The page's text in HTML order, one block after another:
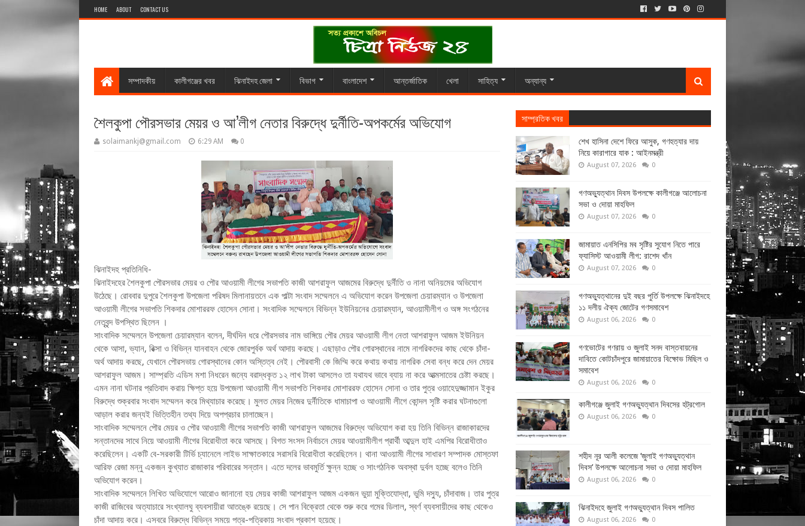
HOME ABOUT CONTACT US
সম্পাদকীয় কালীগঞ্জের খবর ঝিনাইদহ জেলা বিভাগ বাংলাদেশ আন্তর্জাতিক খেলা সাহিত্য অন্যান্য
শৈলকুপা পৌরসভার মেয়র ও আ’লীগ নেতার বিরুদ্ধে দুর্নীতি-অপকর্মের অভিযোগ
solaimankj@gmail.com 6:29 AM 0
ঝিনাইদহ প্রতিনিধি-
ঝিনাইদহের শৈলকুপা পৌরসভার মেয়র ও পৌর আওয়ামী লীগের সভাপতি কাজী আশরাফুল আজমের বিরুদ্ধে দুর্নীতি ও নানা অনিয়মের অভিযোগ
উঠেছে। রোববার দুপুরে শৈলকুপা উপজেলা পরিষদ মিলানায়তনে এক পাল্টা সংবাদ সম্মেলনে এ অভিযোগ করেন উপজেলা চেয়ারম্যান ও উপজেলা
আওয়ামী লীগের সভাপতি শিকদার মোশাররফ হোসেন সোনা। সংবাদিক সম্মেলনে বিভিন্ন ইউনিয়নের চেয়ারম্যান, আওয়ামীলীগ ও অঙ্গ সংগঠনের
নেতৃবৃন্দ উপস্থিত ছিলেন ।
সাংবাদিক সম্মেলনে উপজেলা চেয়ারম্যান বলেন, দীর্ঘদিন ধরে পৌরসভার নাম ভাঙ্গিয়ে পৌর মেয়র আওয়ামী লীগ নেতা আশরাফুল আজম ইউনিয়ন
থেকে আসা, ভ্যান, রিক্সা ও বিভিন্ন যানবাহন থেকে জোরপুর্বক অর্থ আদায় করছে। এছাড়াও পৌর গোরস্থানের নামে নাগরিকদের কাছ থেকে চাঁদা-
অর্থ আদায় করছে, যেখানে পৌরসভায় গোরস্থানের কোন অস্তিত্ব নেই। পৌরবাসী কে জিম্মি করে কথায় কথায় নাগরিক সেবা বন্ধ করে দেন মেয়র
আশরাফুল আজম। সাম্প্রতি এডিস মশা নিধরেন জন্যে বরাদ্ধকৃত ১২ লাখ টাকা আসলেও তা যথাযথ ভাবে ব্যায় না করে আত্মসাতের চেষ্টা করছে।
এমন নানা ঘটনার প্রতিবাদ করায় ক্ষিপ্ত হয়ে উপজেলা আওয়ামী লীগ সভাপতি শিকদার মোশাররফ হোসেন সোনা ও তার পুত্র ওয়াহেদুজ্জামান ইকুর
বিরুদ্ধে শুক্রবার সংবাদ সম্মেলন করে মিথ্যাচার করেছে। মুলত মেয়র নিজের দুর্নীতিকে ধামাচাপা ও আওয়ামী লীগে কোন্দল সৃষ্টি করার ঘটনাগুলো
আড়াল করার জন্যই ভিত্তিহীন তথ্য দিয়ে অপপ্রচার চালাচ্ছেন।
সাংবাদিক সম্মেলনে পৌর মেয়র ও পৌর আওয়ামী লীগের সভাপতি কাজী আশরাফুল আজমের বিরুদ্ধে অভিযোগ করা হয় তিনি বিভিন্ন রাজাকারদের
সন্তানদের সাথে নিয়ে আওয়ামী লীগের বিরোধীতা করে আসছে। বিগত সংসদ নির্বাচনে মেয়র আওয়ামীলীগ প্রার্থী আব্দুল হাই এমপির বিরোধীতাও
করেছিলেন। একটি বে-সরকারী টির্ভি চ্যানেলে লাইভ সাক্ষাতকারে সরাসরি বিরোধীতা করেছিলেন। থানা আওয়ামী লীগের সাধারণ সম্পাদক মোস্তফা
আরিফ রেজা মন্নু একজন কুখ্যাত রাজাকার পরিবারের সন্তান। এতে দলের ভাবমুর্তি ক্ষুন্ন হচ্ছে ও সাংগঠনিক অবস্থা দুর্বল হচ্ছে বলেও তিনি
অভিযোগ করেন।
সাংবাদিক সম্মেলনে লিখিত অভিযোগে আরোও জানানো হয় মেয়র কাজী আশরাফুল আজম একজন ভুয়া মুক্তিযোদ্ধা, ভুমি দস্যু, চাঁদাবাজ। তার পুত্র
কাজী রাজিবের অত্যাচারে সংখ্যালঘু ব্যবসায়ীরা আতঙ্কে রয়েছে। সে পান বিক্রেতা থেকে শুরু করে গমের ডিলাল, স্বর্ণ ব্যবসায়ীদের কাছ থেকেও
চাঁদা আদায় করে। এসবরে বিরুদ্ধে বিভিন্ন সময়ে পত্র-পত্রিকায় সংবাদ প্রকাশ হয়েছে।
সাম্প্রতিক খবর
শেখ হাসিনা দেশে ফিরে আসুক, গণহত্যার দায়
নিয়ে কারাগারে যাক : আইনমন্ত্রী
August 07, 2026 0
গণঅভ্যুত্থান দিবস উপলক্ষে কালীগঞ্জে আলোচনা
সভা ও দোয়া মাহফিল
August 07, 2026 0
জামায়াত এনসিপির মব সৃষ্টির সুযোগ নিতে পারে
ফ্যাসিস্ট আওয়ামী লীগ: রাশেদ খাঁন
August 07, 2026 0
গণঅভ্যুত্থানের দুই বছর পুর্তি উপলক্ষে ঝিনাইদহে
১১ দলীয় ঐক্য জোটের গণসমাবেশ
August 06, 2026 0
গণভোটের গণরায় ও জুলাই সনদ বাস্তবায়নের
দাবিতে কোটচাঁদপুরে জামায়াতের বিক্ষোভ মিছিল ও
সমাবেশ
August 06, 2026 0
কালীগঞ্জে জুলাই গণঅভ্যুত্থান দিবসের হট্রগোল
August 06, 2026 0
শহীদ নূর আলী কলেজে ‘জুলাই গণঅভ্যুত্থান
দিবস’ উপলক্ষে আলোচনা সভা ও দোয়া মাহফিল
August 06, 2026 0
ঝিনাইদহে জুলাই গণঅভ্যুত্থান দিবস পালিত
August 06, 2026 0